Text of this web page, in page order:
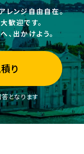
レンジ自由自在。
歓迎です。
、出かけよう。
り
となります